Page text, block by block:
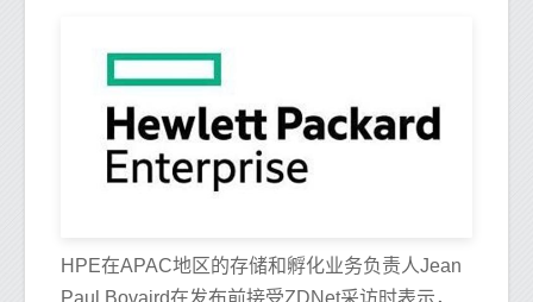
HPE在APAC地区的存储和孵化业务负责人Jean